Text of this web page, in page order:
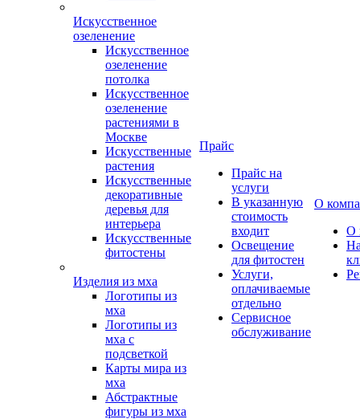
Искусственное
озеленение
Искусственное
озеленение
потолка
Искусственное
озеленение
растениями в
Москве
Искусственные
растения
Искусственные
декоративные
деревья для
интерьера
Искусственные
фитостены
Изделия из мха
Логотипы из
мха
Логотипы из
мха с
подсветкой
Карты мира из
мха
Абстрактные
фигуры из мха
Прайс
Прайс на
услуги
В указанную
стоимость
входит
Освещение
для фитостен
Услуги,
оплачиваемые
отдельно
Сервисное
обслуживание
О
О